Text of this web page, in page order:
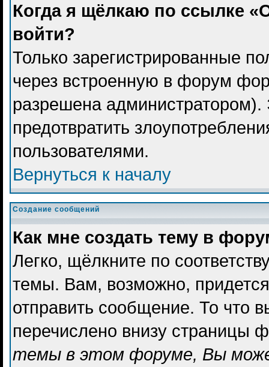
Когда я щёлкаю по ссылке
войти?
Только зарегистрированные
через встроенную в форум
разрешена
предотвратить
пользователями.
Вернуться к началу
Создание сообщений
Как мне создать тему в
Легко, щёлкните по
темы. Вам, возможно,
отправить сообщение. То что
перечислено внизу страницы
темы в этом форуме, Вы